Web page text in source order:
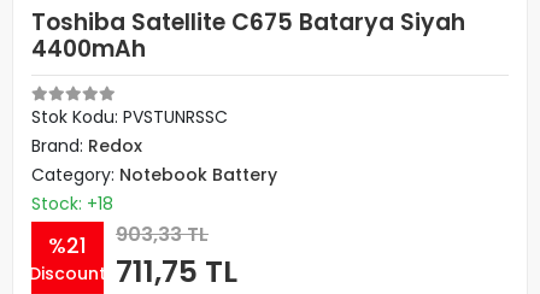
Toshiba Satellite C675 Batarya Siyah
4400mAh
Stok Kodu: PVSTUNRSSC
Brand: Redox
Category: Notebook Battery
Stock: +18
%21
Discount
903,33 TL
711,75 TL